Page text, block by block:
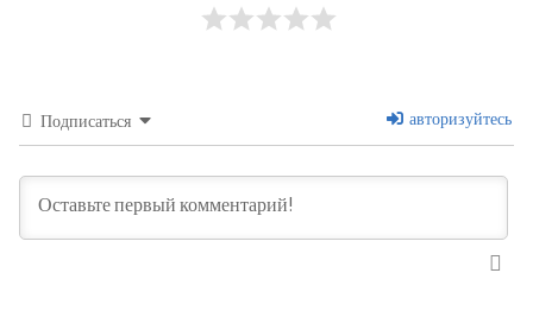
Подписаться авторизуйтесь